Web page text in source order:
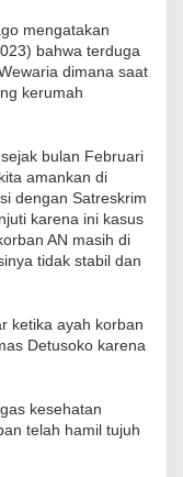
mengatakan
bahwa terduga
dimana saat
kerumah
bulan Februari
amankan di
dengan Satreskrim
karena ini kasus
AN masih di
tidak stabil dan
ketika ayah korban
Detusoko karena
kesehatan
telah hamil tujuh